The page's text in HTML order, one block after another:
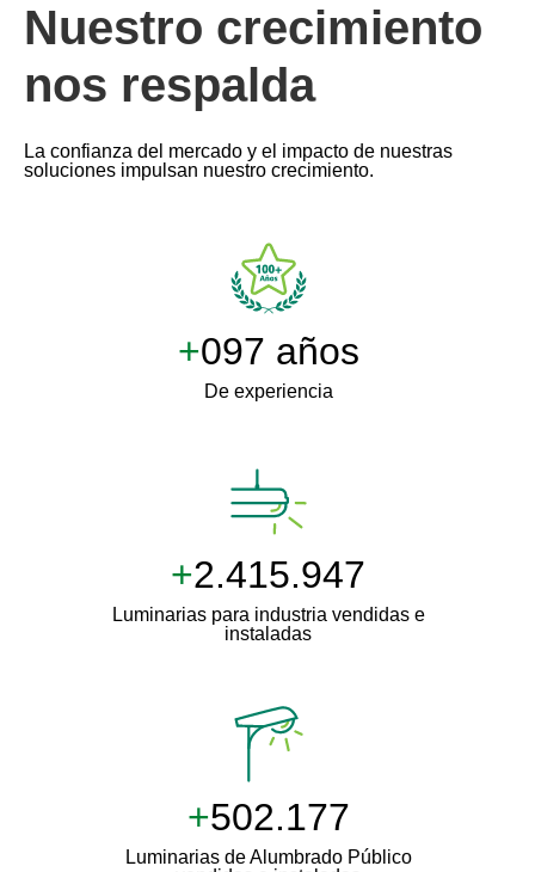
Nuestro crecimiento
nos respalda
La confianza del mercado y el impacto de nuestras
soluciones impulsan nuestro crecimiento.
+100 años
De experiencia
+2.500.000
Luminarias para industria vendidas e
instaladas
+511.000
Luminarias de Alumbrado Público